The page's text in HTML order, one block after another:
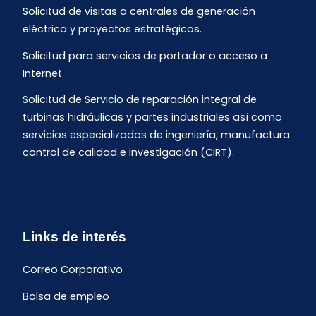
Solicitud de visitas a centrales de generación
eléctrica y proyectos estratégicos.
Solicitud para servicios de portador o acceso a
Internet
Solicitud de Servicio de reparación integral de
turbinas hidráulicas y partes industriales así como
servicios especializados de ingeniería, manufactura
control de calidad e investigación (CIRT).
Links de interés
Correo Corporativo
Bolsa de empleo